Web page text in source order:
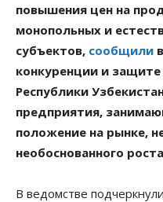
повышения цен на
монопольных и
субъектов, сообщили
конкуренции и
Республики
предприятия,
положение на рынке,
необоснованного
В ведомстве